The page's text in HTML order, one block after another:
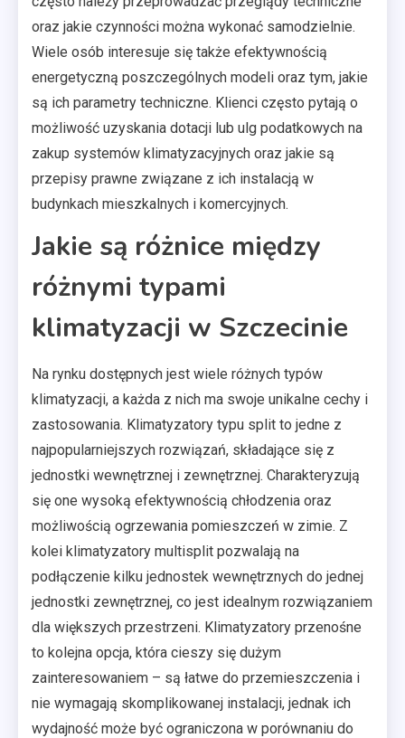
oraz jakie czynności można wykonać samodzielnie.
Wiele osób interesuje się także efektywnością
energetyczną poszczególnych modeli oraz tym, jakie
są ich parametry techniczne. Klienci często pytają o
możliwość uzyskania dotacji lub ulg podatkowych na
zakup systemów klimatyzacyjnych oraz jakie są
przepisy prawne związane z ich instalacją w
budynkach mieszkalnych i komercyjnych.
Jakie są różnice między
różnymi typami
klimatyzacji w Szczecinie
Na rynku dostępnych jest wiele różnych typów
klimatyzacji, a każda z nich ma swoje unikalne cechy i
zastosowania. Klimatyzatory typu split to jedne z
najpopularniejszych rozwiązań, składające się z
jednostki wewnętrznej i zewnętrznej. Charakteryzują
się one wysoką efektywnością chłodzenia oraz
możliwością ogrzewania pomieszczeń w zimie. Z
kolei klimatyzatory multisplit pozwalają na
podłączenie kilku jednostek wewnętrznych do jednej
jednostki zewnętrznej, co jest idealnym rozwiązaniem
dla większych przestrzeni. Klimatyzatory przenośne
to kolejna opcja, która cieszy się dużym
zainteresowaniem – są łatwe do przemieszczenia i
nie wymagają skomplikowanej instalacji, jednak ich
wydajność może być ograniczona w porównaniu do